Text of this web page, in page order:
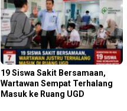
19 Siswa Sakit Bersamaan,
Wartawan Sempat Terhalang
Masuk ke Ruang UGD